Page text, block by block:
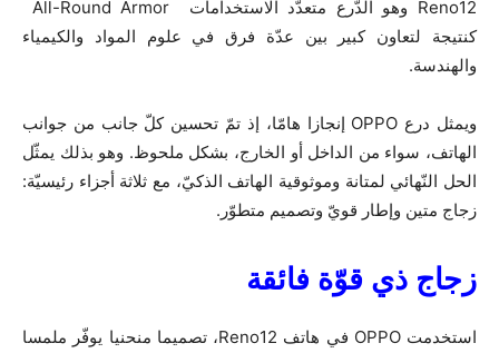
كنتيجة لتعاون كبير بين عدّة فرق في علوم المواد والكيمياء
والهندسة.
ويمثل درع OPPO إنجازا هامّا، إذ تمّ تحسين كلّ جانب من جوانب
الهاتف، سواء من الداخل أو الخارج، بشكل ملحوظ. وهو بذلك يمثّل
الحل النّهائي لمتانة وموثوقية الهاتف الذكيّ، مع ثلاثة أجزاء رئيسيّة:
زجاج متين وإطار قويّ وتصميم متطوّر.
زجاج ذي قوّة فائقة
استخدمت OPPO في هاتف Reno12، تصميما منحنيا يوفّر ملمسا